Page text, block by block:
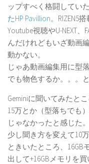
ップすべく格闘してい
たHP Pavillion。 RIZEN5
Youtube視聴やU-NEXT
んだけれどもいざ動画
動かない。
じゃあ動画編集用に型
でも物色するか。。。
Geminiに聞いてみたと
15万とか（型落ちでも
じゃなかったと感じた。
少し聞き方を変えて10
ときいたところ、16GB
出して+16GBメモリを